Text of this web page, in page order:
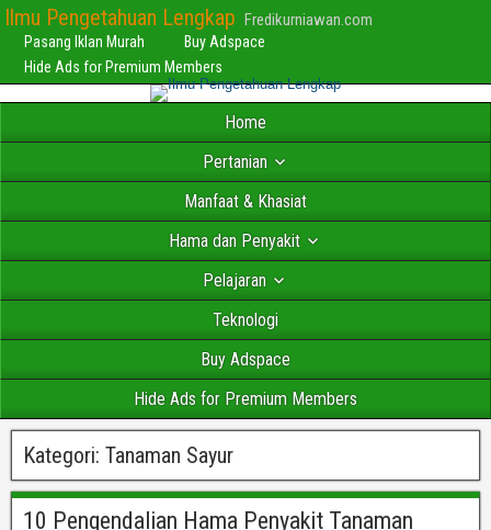
Ilmu Pengetahuan Lengkap Fredikurniawan.com
Pasang Iklan Murah
Buy Adspace
Hide Ads for Premium Members
Home
Pertanian
Manfaat & Khasiat
Hama dan Penyakit
Pelajaran
Teknologi
Buy Adspace
Hide Ads for Premium Members
Kategori: Tanaman Sayur
10 Pengendalian Hama Penyakit Tanaman